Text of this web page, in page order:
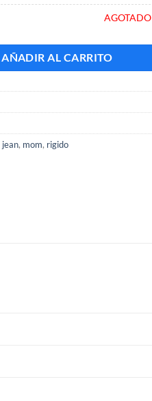
AGOTADO
AÑADIR AL CARRITO
jean, mom, rigido